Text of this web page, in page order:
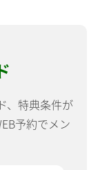
、特典条件が
予約でメン